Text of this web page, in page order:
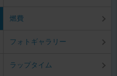
燃費
フォトギャラリー
ラップタイム